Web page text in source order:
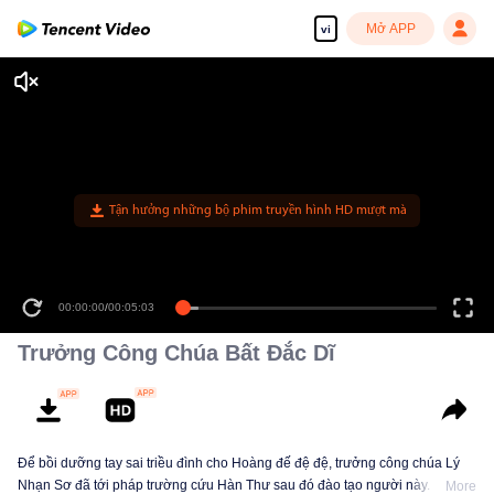
vi Mở APP
Tận hưởng những bộ phim truyền hình HD mượt mà
00:00:00/00:05:03
Trưởng Công Chúa Bất Đắc Dĩ
Để bồi dưỡng tay sai triều đình cho Hoàng đế đệ đệ, trưởng công chúa Lý
Nhạn Sơ đã tới pháp trường cứu Hàn Thư sau đó đào tạo người này. KhiMore